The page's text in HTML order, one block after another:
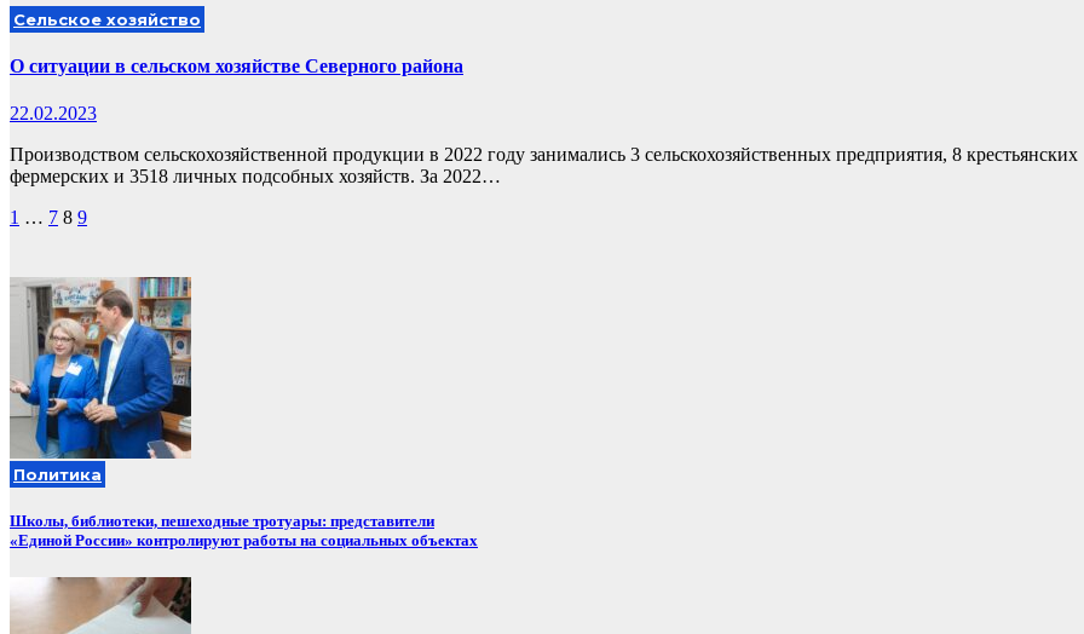
Сельское хозяйство
О ситуации в сельском хозяйстве Северного района
22.02.2023
Производством сельскохозяйственной продукции в 2022 году занимались 3 сельскохозяйственных предприятия, 8 крестьянских
фермерских и 3518 личных подсобных хозяйств. За 2022…
Пагинация
1 … 7 8 9
Политика
Школы, библиотеки, пешеходные тротуары: представители
«Единой России» контролируют работы на социальных объектах